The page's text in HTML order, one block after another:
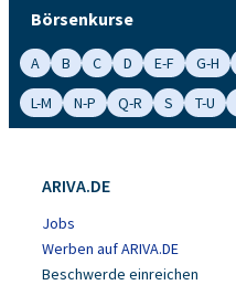
Börsenkurse
A B C D E-F G-H
L-M
N-P Q-R S T-U
ARIVA.DE
Jobs
Werben auf ARIVA.DE
Beschwerde einreichen